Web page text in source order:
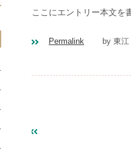
ここにエントリー本文を
Permalink by 東江